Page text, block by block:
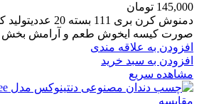
145,000 تومان
دمنوش کرن بری 111
صورت کیسه ایخوش طعم و آرامش بخش
افزودن به علاقه مندی
افزودن به سبد خرید
مشاهده سریع
مقایسه